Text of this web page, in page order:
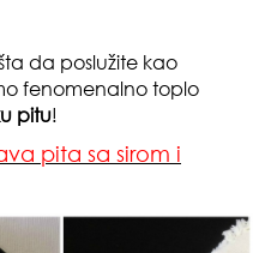
da poslužite kao
fenomenalno toplo
pitu!
pita sa sirom i